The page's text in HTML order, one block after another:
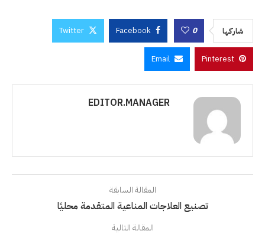
شاركها 0
Facebook
Twitter
Pinterest
Email
EDITOR.MANAGER
المقالة السابقة
تصنيع العلاجات المناعية المتقدمة محليًا
المقالة التالية